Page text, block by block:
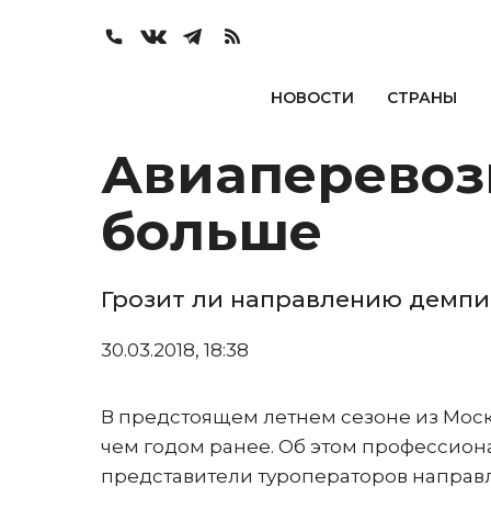
НОВОСТИ СТРАНЫ
больше
Грозит ли направлению
30.03.2018, 18:38
В предстоящем летнем сезоне из
чем годом ранее. Об этом
представители туроператоров